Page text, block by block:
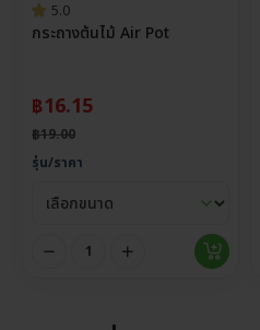
5.0
กระถางต้นไม้ Air Pot
฿16.15
฿19.00
รุ่น/ราคา